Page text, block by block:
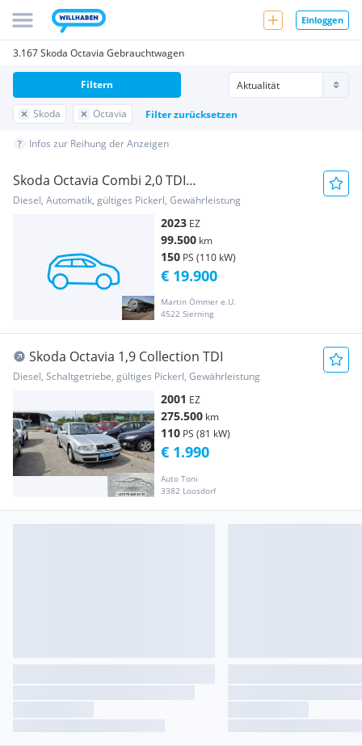
Einloggen
3.167 Skoda Octavia Gebrauchtwagen
Skoda Octavia Filter zurücksetzen
Filtern
Infos zur Reihung der Anzeigen
Skoda Octavia Combi 2,0 TDI
DSG,Radar,Keyless,Virtual...
Diesel, Automatik, gültiges Pickerl, Gewährleistung
2023 EZ
99.500 km
150 PS (110 kW)
Martin Ömmer e.U.
4522 Sierning
€ 19.900
Skoda Octavia 1,9 Collection TDI
Diesel, Schaltgetriebe, gültiges Pickerl, Gewährleistung
2001 EZ
275.500 km
110 PS (81 kW)
Auto Toni
3382 Loosdorf
€ 1.990